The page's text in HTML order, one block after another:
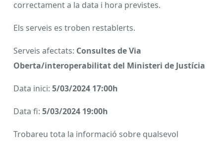
correctament a la data i hora previstes.
Els serveis es troben restablerts.
Serveis afectats: Consultes de Via
Oberta/interoperabilitat del Ministeri de Justícia
Data inici: 5/03/2024 17:00h
Data fi: 5/03/2024 19:00h
Trobareu tota la informació sobre qualsevol